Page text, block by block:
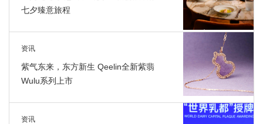
七夕臻意旅程
资讯
紫气东来，东方新生 Qeelin全新紫翡
Wulu系列上市
资讯